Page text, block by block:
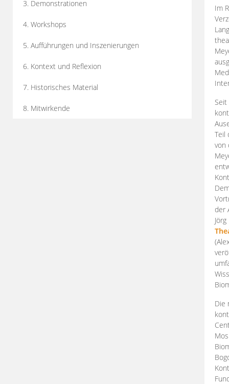
3. Demonstrationen
4. Workshops
5. Aufführungen und Inszenierungen
6. Kontext und Reflexion
7. Historisches Material
8. Mitwirkende
Im
Teil
von
der
Die